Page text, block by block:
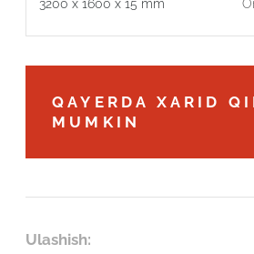
3200 x 1600 x 15 mm
QAYERDA XARID
MUMKIN
Ulashish:
Robot emasligingizni
ARIZANI
Robot emasligingizni